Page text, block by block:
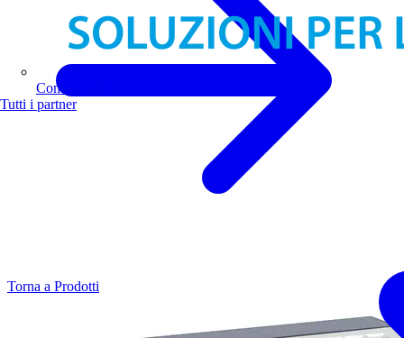
Comoli Ferrari
Tutti i partner
Torna a Prodotti